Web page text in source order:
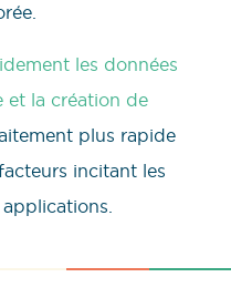
les données
et la création de
plus rapide
incitant les